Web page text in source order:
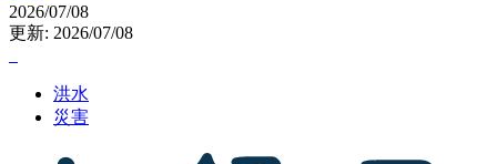
2026/07/08
更新: 2026/07/08
洪水
災害